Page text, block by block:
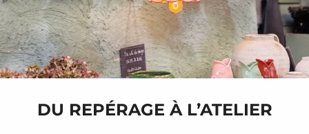
DU REPÉRAGE À L’ATELIER